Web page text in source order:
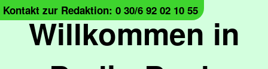
Willkommen in
Kontakt zur Redaktion: 0 30/6 92 02 10 55